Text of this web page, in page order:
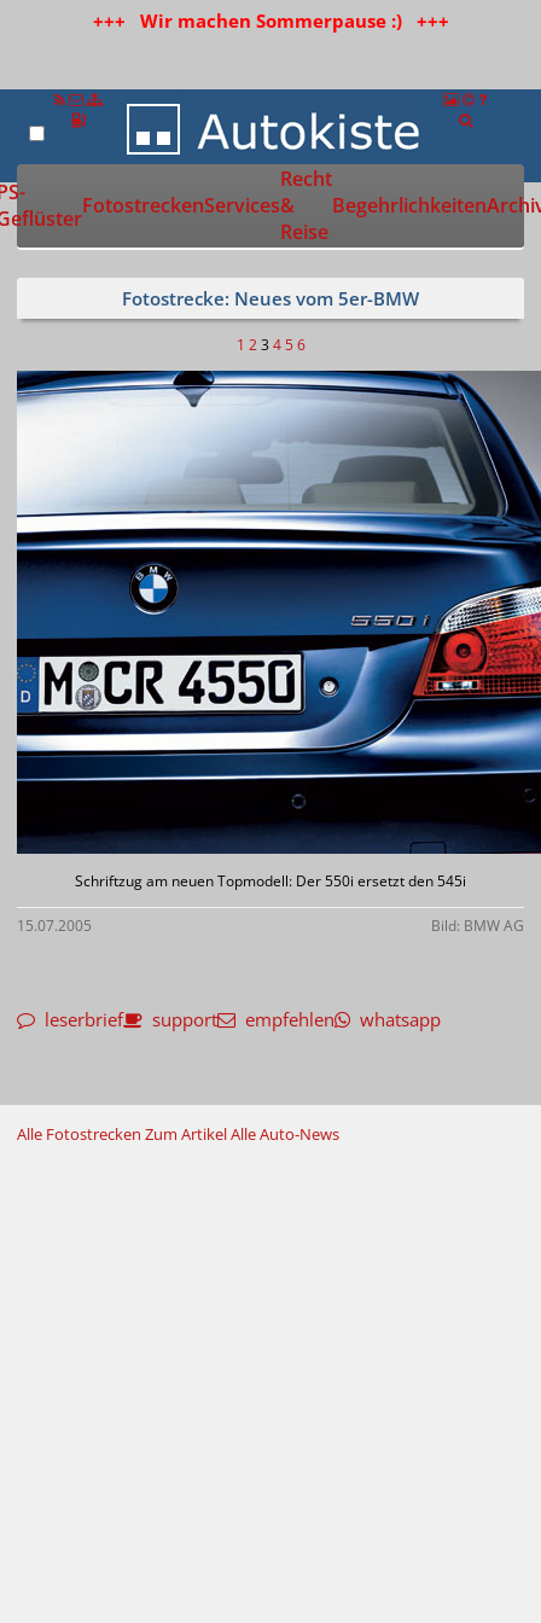
+++ Wir machen Sommerpause :) +++
Zur Startseite
FotostreckenServices
Recht
&
Reise
Begehrlichkeiten
Fotostrecke: Neues vom 5er-BMW
1 2 3 4 5 6
Schriftzug am neuen Topmodell: Der 550i ersetzt den 545i
15.07.2005 Bild: BMW AG
leserbrief support empfehlen whatsapp
Alle Fotostrecken Zum ArtikelAlle Auto-News